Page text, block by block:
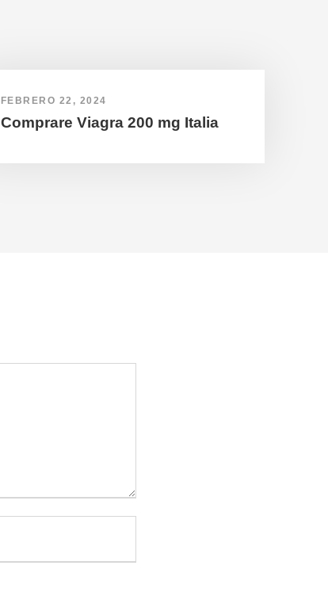
FEBRERO 22, 2024
Comprare Viagra 200 mg Italia